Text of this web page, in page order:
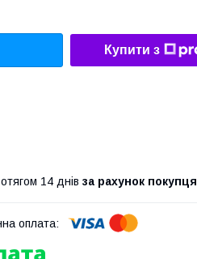
Купити з
14 днів за рахунок покупця